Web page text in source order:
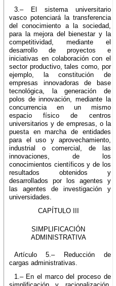
3.– El sistema universitario
vasco potenciará la transferencia
del conocimiento a la sociedad,
para la mejora del bienestar y la
competitividad, mediante el
desarrollo de proyectos e
iniciativas en colaboración con el
sector productivo, tales como, por
ejemplo, la constitución de
empresas innovadoras de base
tecnológica, la generación de
polos de innovación, mediante la
concurrencia en un mismo
espacio físico de centros
universitarios y de empresas, o la
puesta en marcha de entidades
para el uso y aprovechamiento,
industrial o comercial, de las
innovaciones, de los
conocimientos científicos y de los
resultados obtenidos y
desarrollados por los agentes y
las agentes de investigación y
universidades.
CAPÍTULO III
SIMPLIFICACIÓN
ADMINISTRATIVA
Artículo 5.– Reducción de
cargas administrativas.
1.– En el marco del proceso de